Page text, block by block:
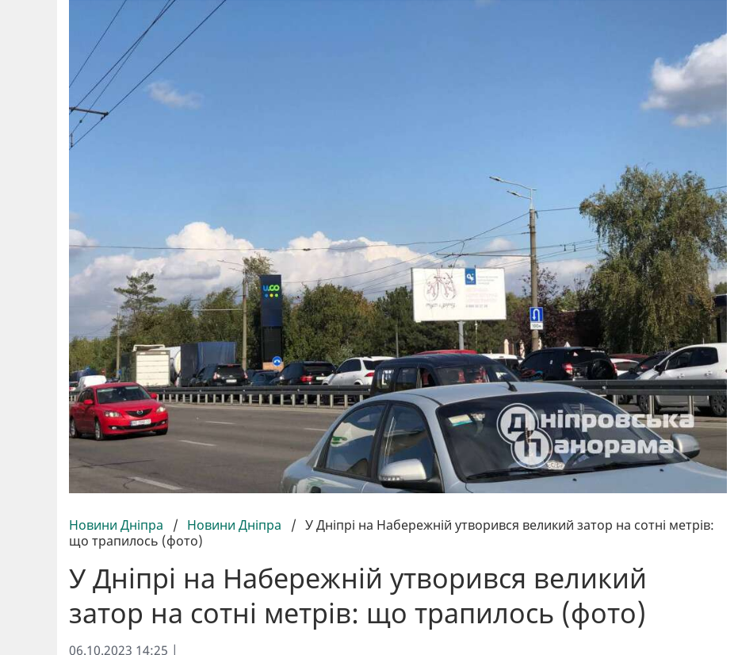
Новини Дніпра / Новини Дніпра / У Дніпрі на Набережній утворився великий затор на сотні метрів:
що трапилось (фото)
У Дніпрі на Набережній утворився великий
затор на сотні метрів: що трапилось (фото)
06.10.2023 14:25 |